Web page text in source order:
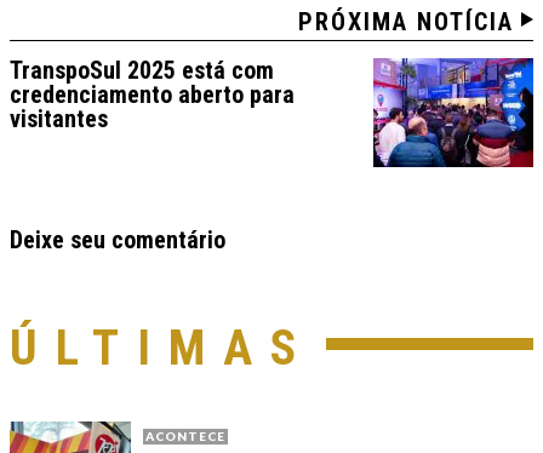
PRÓXIMA NOTÍCIA
TranspoSul 2025 está com
credenciamento aberto para
visitantes
Deixe seu comentário
ÚLTIMAS
ACONTECE